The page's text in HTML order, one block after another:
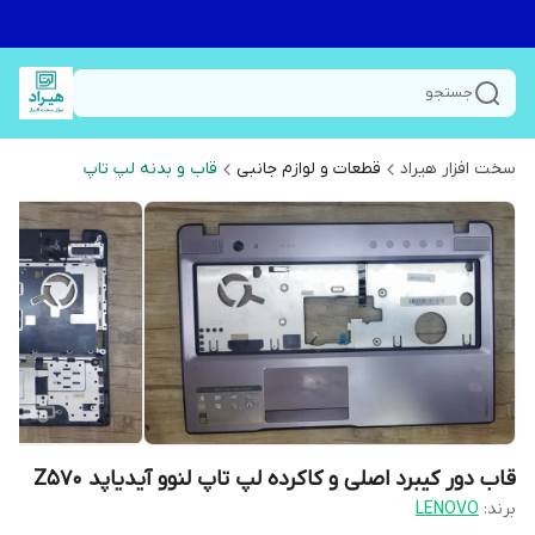
جستجو
سخت افزار هیراد قطعات و لوازم جانبی قاب و بدنه لپ تاپ
قاب دور کیبرد اصلی و کاکرده لپ تاپ لنوو آیدیاپد Z570
برند: LENOVO